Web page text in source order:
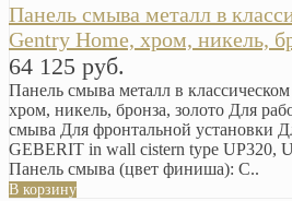
Панель смыва металл в
Gentry Home, хром, никель,
64 125 руб.
Панель смыва металл в
хром, никель, бронза, золото Для
смыва Для фронтальной установки
GEBERIT in wall cistern type UP320,
Панель смыва (цвет финиша): C..
В корзину